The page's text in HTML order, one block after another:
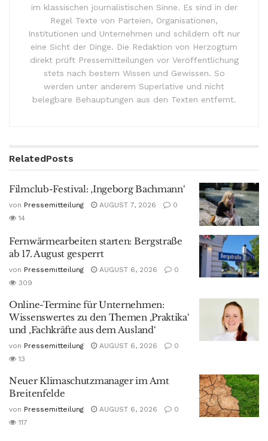
im klassischen journalistischen Sinne. Es sind in der
Regel Texte von Parteien, Organisationen,
Institutionen und Unternehmen und schildern oft nur
eine Sicht der Dinge. Die Redaktion von Herzogtum
direkt prüft Pressemitteilungen vor Veröffentlichung
stets nach bestem Wissen und Gewissen. So
werden unter anderem Superlative und nicht
belegbare Behauptungen aus den Texten entfernt.
RelatedPosts
Filmclub-Festival: ‚Ingeborg Bachmann‘
von Pressemitteilung AUGUST 7, 2026
0
14
Fernwärmearbeiten starten: Bergstraße
ab 17. August gesperrt
von Pressemitteilung AUGUST 6, 2026
0
309
Online-Termine für Unternehmen:
Wissenswertes zu den Themen ‚Praktika‘
und ‚Fachkräfte aus dem Ausland‘
von Pressemitteilung AUGUST 6, 2026
0
13
Neuer Klimaschutzmanager im Amt
Breitenfelde
von Pressemitteilung AUGUST 6, 2026
0
117